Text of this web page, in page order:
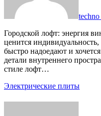
techno
Городской лофт: энергия винтажа в деталях В мегаполисе
ценится
быстро надоедают и
детали внутреннего
стиле лофт…
Электрические плиты